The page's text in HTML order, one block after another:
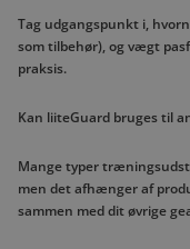
Tag udgangspunkt i,
som tilbehør), og vægt
praksis.
Kan liiteGuard bruges til
Mange typer
men det afhænger af
sammen med dit øvrige